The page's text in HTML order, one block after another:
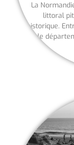
La
littoral
historique.
le